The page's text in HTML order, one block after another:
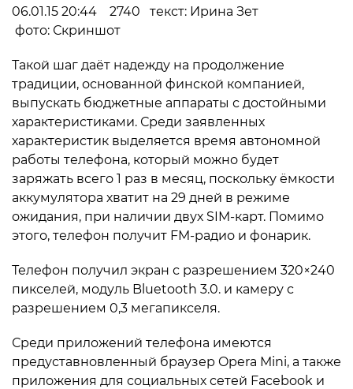
06.01.15 20:44 2740 текст: Ирина Зет
фото: Скриншот
Такой шаг даёт надежду на продолжение
традиции, основанной финской компанией,
выпускать бюджетные аппараты с достойными
характеристиками. Среди заявленных
характеристик выделяется время автономной
работы телефона, который можно будет
заряжать всего 1 раз в месяц, поскольку ёмкости
аккумулятора хватит на 29 дней в режиме
ожидания, при наличии двух SIM-карт. Помимо
этого, телефон получит FM-радио и фонарик.
Телефон получил экран с разрешением 320×240
пикселей, модуль Bluetooth 3.0. и камеру с
разрешением 0,3 мегапикселя.
Среди приложений телефона имеются
предуставновленный браузер Opera Mini, а также
приложения для социальных сетей Facebook и